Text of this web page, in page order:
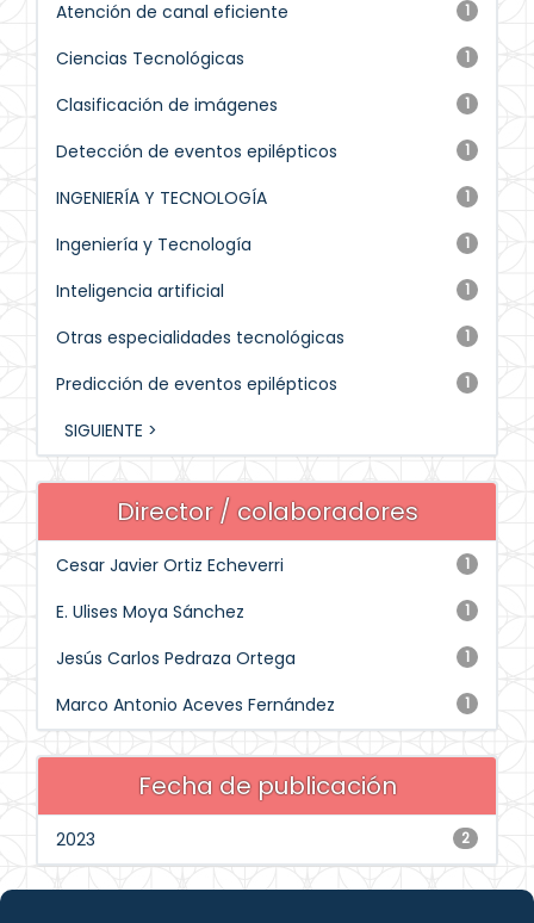
1
Atención de canal eficiente
1
Ciencias Tecnológicas
1
Clasificación de imágenes
1
Detección de eventos epilépticos
1
INGENIERÍA Y TECNOLOGÍA
1
Ingeniería y Tecnología
1
Inteligencia artificial
1
Otras especialidades tecnológicas
1
Predicción de eventos epilépticos
SIGUIENTE >
Director / colaboradores
1
Cesar Javier Ortiz Echeverri
1
E. Ulises Moya Sánchez
1
Jesús Carlos Pedraza Ortega
1
Marco Antonio Aceves Fernández
Fecha de publicación
2
2023